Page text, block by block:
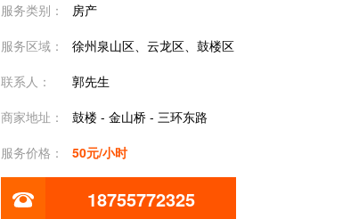
服务类别：
房产
服务区域：
徐州泉山区、云龙区、鼓楼区
联系人：
郭先生
商家地址：
鼓楼 - 金山桥 - 三环东路
服务价格：
50元/小时
18755772325